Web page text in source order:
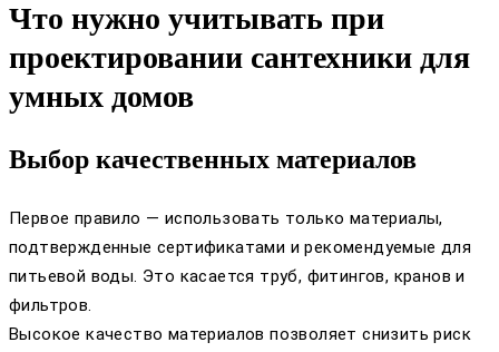
Что нужно учитывать при
проектировании сантехники для
умных домов
Выбор качественных материалов
Первое правило — использовать только материалы,
подтвержденные сертификатами и рекомендуемые для
питьевой воды. Это касается труб, фитингов, кранов и
фильтров.
Высокое качество материалов позволяет снизить риск